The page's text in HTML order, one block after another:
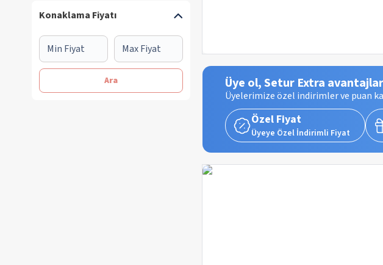
Konaklama Fiyatı
Ara Üye ol, Setur Extra
Üyelerimize özel indirimler ve puan
Özel Fiyat
Üyeye Özel İndirimli Fiyat